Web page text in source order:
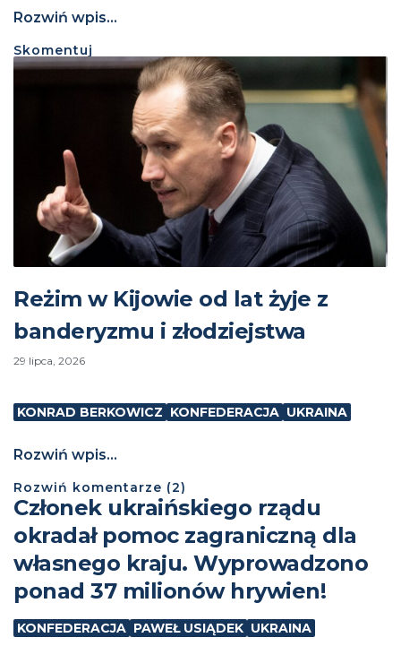
Rozwiń wpis...
Skomentuj
Reżim w Kijowie od lat żyje z
banderyzmu i złodziejstwa
29 lipca, 2026
KONRAD BERKOWICZ KONFEDERACJA UKRAINA
Rozwiń wpis...
Rozwiń komentarze (2)
Członek ukraińskiego rządu
okradał pomoc zagraniczną dla
własnego kraju. Wyprowadzono
ponad 37 milionów hrywien!
KONFEDERACJA PAWEŁ USIĄDEK UKRAINA